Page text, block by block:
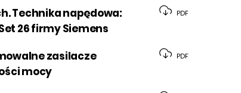
Technika napędowa:
26 firmy Siemens
PDF
zasilacze
mocy
PDF